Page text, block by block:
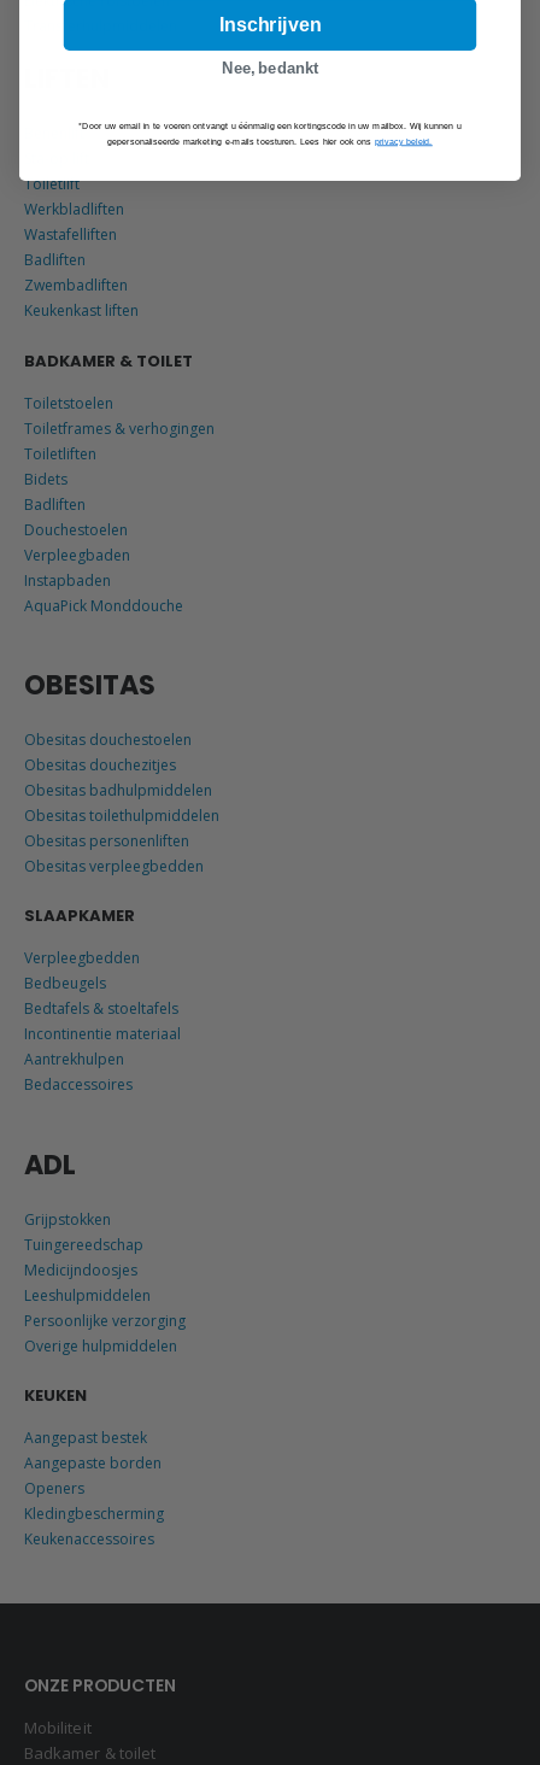
Benenlift
Toiletlift
Werkbladliften
Wastafelliften
Badliften
Zwembadliften
Keukenkast liften
BADKAMER & TOILET
Toiletstoelen
Toiletframes & verhogingen
Toiletliften
Bidets
Badliften
Douchestoelen
Verpleegbaden
Instapbaden
AquaPick Monddouche
OBESITAS
Obesitas douchestoelen
Obesitas douchezitjes
Obesitas badhulpmiddelen
Obesitas toilethulpmiddelen
Obesitas personenliften
Obesitas verpleegbedden
SLAAPKAMER
Verpleegbedden
Bedbeugels
Bedtafels & stoeltafels
Incontinentie materiaal
Aantrekhulpen
Bedaccessoires
ADL
Grijpstokken
Tuingereedschap
Medicijndoosjes
Leeshulpmiddelen
Persoonlijke verzorging
Overige hulpmiddelen
KEUKEN
Aangepast bestek
Aangepaste borden
Openers
Kledingbescherming
Keukenaccessoires
ONZE PRODUCTEN
Mobiliteit
Badkamer & toilet
Inschrijven
Nee, bedankt
*Door uw email in te voeren ontvangt u éénmalig een kortingscode in uw mailbox. Wij kunnen u
gepersonaliseerde marketing e-mails toesturen. Lees hier ook ons privacy beleid.